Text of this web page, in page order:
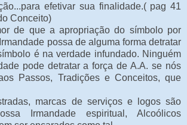
efetivar sua finalidade.( pag 41
Conceito)
de que a apropriação do símbolo por
possa de alguma forma detratar
é na verdade infundado. Ninguém
pode detratar a força de A.A. se nós
Passos, Tradições e Conceitos, que
marcas de serviços e logos são
Irmandade espiritual, Alcoólicos